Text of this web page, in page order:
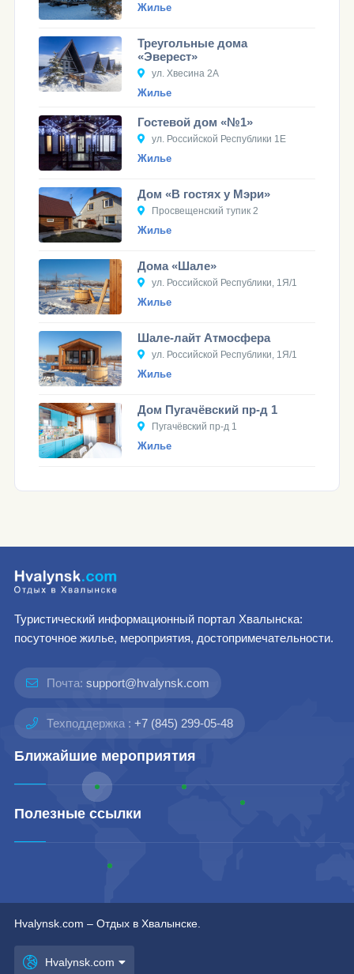
Жилье
Треугольные дома
«Эверест»
ул. Хвесина 2А
Жилье
Гостевой дом «№1»
ул. Российской Республики 1Е
Жилье
Дом «В гостях у Мэри»
Просвещенский тупик 2
Жилье
Дома «Шале»
ул. Российской Республики, 1Я/1
Жилье
Шале-лайт Атмосфера
ул. Российской Республики, 1Я/1
Жилье
Дом Пугачёвский пр-д 1
Пугачёвский пр-д 1
Жилье
Туристический информационный портал Хвалынска:
посуточное жилье, мероприятия, достопримечательности.
Почта: support@hvalynsk.com
Техподдержка : +7 (845) 299-05-48
Ближайшие мероприятия
Полезные ссылки
Hvalynsk.com – Отдых в Хвалынске.
Hvalynsk.com